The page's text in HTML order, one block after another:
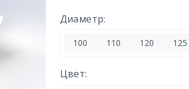
Диаметр:
100 110 120 125
Цвет: